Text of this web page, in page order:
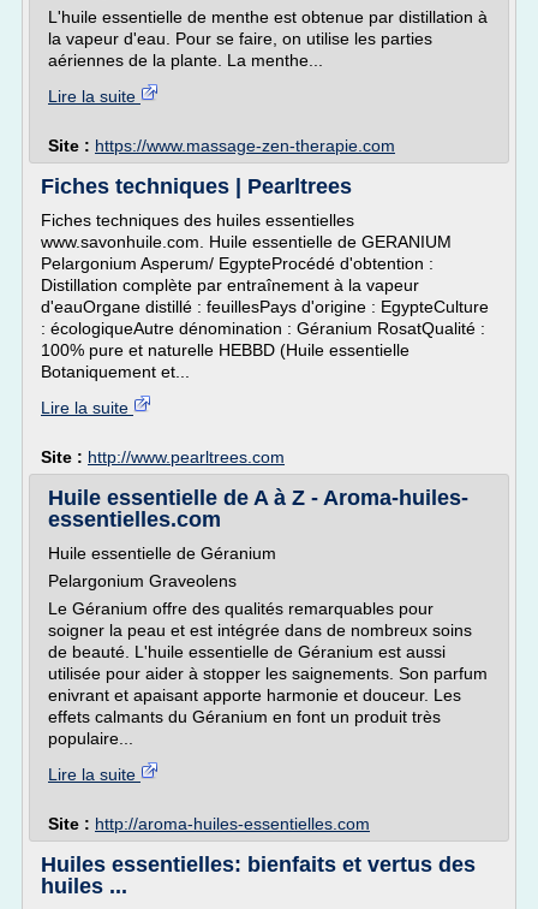
L'huile essentielle de menthe est obtenue par distillation à
la vapeur d'eau. Pour se faire, on utilise les parties
aériennes de la plante. La menthe...
Lire la suite
Site : https://www.massage-zen-therapie.com
Fiches techniques | Pearltrees
Fiches techniques des huiles essentielles
www.savonhuile.com. Huile essentielle de GERANIUM
Pelargonium Asperum/ EgypteProcédé d'obtention :
Distillation complète par entraînement à la vapeur
d'eauOrgane distillé : feuillesPays d'origine : EgypteCulture
: écologiqueAutre dénomination : Géranium RosatQualité :
100% pure et naturelle HEBBD (Huile essentielle
Botaniquement et...
Lire la suite
Site : http://www.pearltrees.com
Huile essentielle de A à Z - Aroma-huiles-
essentielles.com
Huile essentielle de Géranium
Pelargonium Graveolens
Le Géranium offre des qualités remarquables pour
soigner la peau et est intégrée dans de nombreux soins
de beauté. L'huile essentielle de Géranium est aussi
utilisée pour aider à stopper les saignements. Son parfum
enivrant et apaisant apporte harmonie et douceur. Les
effets calmants du Géranium en font un produit très
populaire...
Lire la suite
Site : http://aroma-huiles-essentielles.com
Huiles essentielles: bienfaits et vertus des
huiles ...